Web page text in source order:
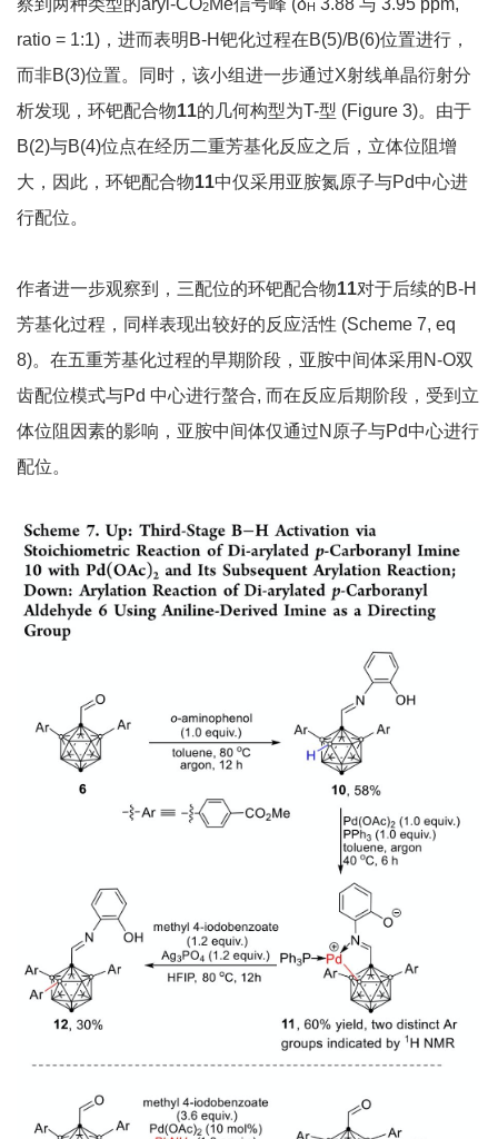
察到两种类型的aryl-CO2 Me信号峰 (δH 3.88 与 3.95 ppm,
ratio = 1:1)，进而表明B-H钯化过程在B(5)/B(6)位置进行，
而非B(3)位置。同时，该小组进一步通过X射线单晶衍射分
析发现，环钯配合物11的几何构型为T-型 (Figure 3)。由于
B(2)与B(4)位点在经历二重芳基化反应之后，立体位阻增
大，因此，环钯配合物11中仅采用亚胺氮原子与Pd中心进
行配位。
作者进一步观察到，三配位的环钯配合物11对于后续的B-H
芳基化过程，同样表现出较好的反应活性 (Scheme 7, eq
8)。在五重芳基化过程的早期阶段，亚胺中间体采用N-O双
齿配位模式与Pd 中心进行螯合, 而在反应后期阶段，受到立
体位阻因素的影响，亚胺中间体仅通过N原子与Pd中心进行
配位。